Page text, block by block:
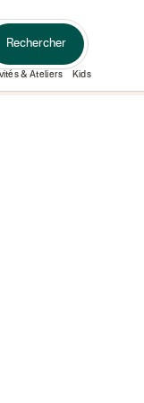
Rechercher
& Ateliers Kids